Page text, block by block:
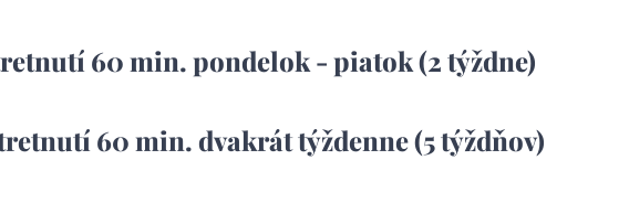
60 min. pondelok - piatok (2 týždne)
60 min. dvakrát týždenne (5 týždňov)